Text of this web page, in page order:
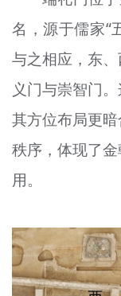
名，源于儒家“
与之相应，东
义门与崇智门
其方位布局更
秩序，体现了
用。